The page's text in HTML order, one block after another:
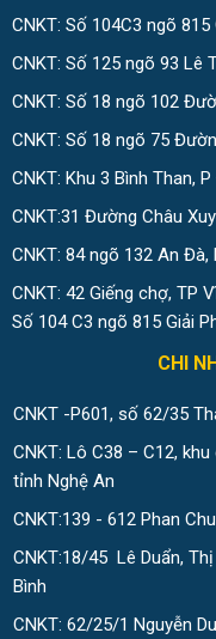
CNKT: Số 104C3 ngõ
CNKT: Số 125 ngõ 93 Lê
CNKT: Số 18 ngõ 102
CNKT: Số 18 ngõ 75
CNKT: Khu 3 Bình Than,
CNKT:31 Đường Châu
CNKT: 84 ngõ 132 An Đà,
CNKT: 42 Giếng chợ, TP
Số 104 C3 ngõ 815 Giải
CHI
CNKT -P601, số 62/35
CNKT: Lô C38 – C12,
tỉnh Nghệ An
CNKT:139 - 612 Phan
CNKT:18/45 Lê Duẩn,
Bình
CNKT: 62/25/1 Nguyễn